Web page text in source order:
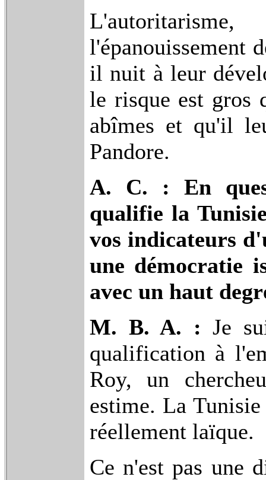
l'épanouissement
il nuit à leur
le risque est gros
abîmes et qu'il
Pandore.
A. C. : En
qualifie la
vos indicateurs
une démocratie
avec un haut
M. B. A. : Je
qualification à
Roy, un
estime. La
réellement laïque.
Ce n'est pas une